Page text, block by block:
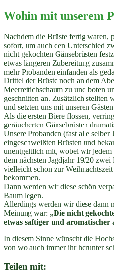
Wohin mit unserem
Nachdem die Brüste fertig waren,
sofort, um auch den Unterschied
nicht gekochten Gänsebrüsten
etwas längeren Zubereitung
mehr Probanden einfanden als
Drittel der Brüste noch an dem
Meerrettichschaum zu und boten
geschnitten an. Zusätzlich stellten
und setzten uns mit unseren
Als die ersten Biere flossen,
geräucherten Gänsebrüsten
Unsere Probanden (fast alle selber
eingeschweißten Brüsten und
unentgeltlich mit, wobei wir jedem
dem nächsten Jagdjahr 19/20
vielleicht schon zur
bekommen.
Dann werden wir diese schön
Baum legen.
Allerdings werden wir diese dann
Meinung war: „Die nicht
etwas saftiger und aromatischer
In diesem Sinne wünscht die
von wo auch immer ihr herunter
Teilen mit: